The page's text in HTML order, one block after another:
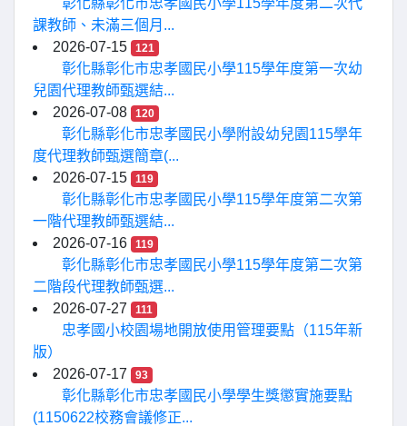
彰化縣彰化市忠孝國民小學115學年度第二次代
課教師、未滿三個月...
2026-07-15
121
彰化縣彰化市忠孝國民小學115學年度第一次幼
兒園代理教師甄選結...
2026-07-08
120
彰化縣彰化市忠孝國民小學附設幼兒園115學年
度代理教師甄選簡章(...
2026-07-15
119
彰化縣彰化市忠孝國民小學115學年度第二次第
一階代理教師甄選結...
2026-07-16
119
彰化縣彰化市忠孝國民小學115學年度第二次第
二階段代理教師甄選...
2026-07-27
111
忠孝國小校園場地開放使用管理要點（115年新
版）
2026-07-17
93
彰化縣彰化市忠孝國民小學學生獎懲實施要點
(1150622校務會議修正...